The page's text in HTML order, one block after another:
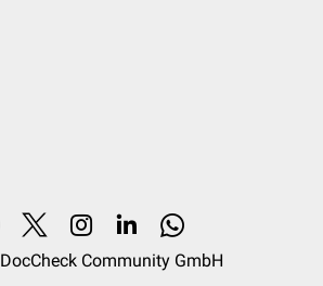
DocCheck Community GmbH